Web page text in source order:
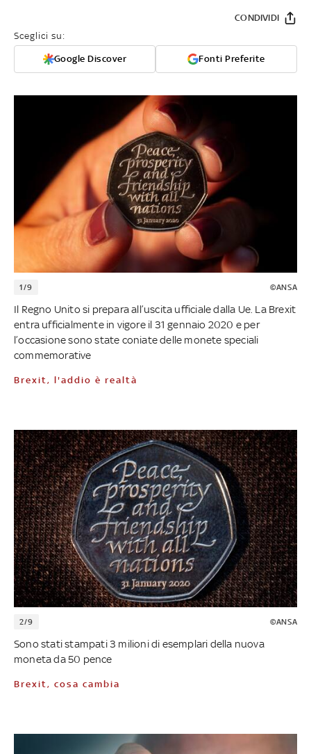
Sceglici su:
Google Discover Fonti Preferite
CONDIVIDI
1/9 ©ANSA
Il Regno Unito si prepara all’uscita ufficiale dalla Ue. La Brexit
entra ufficialmente in vigore il 31 gennaio 2020 e per
l’occasione sono state coniate delle monete speciali
commemorative
Brexit, l'addio è realtà
2/9 ©ANSA
Sono stati stampati 3 milioni di esemplari della nuova
moneta da 50 pence
Brexit, cosa cambia